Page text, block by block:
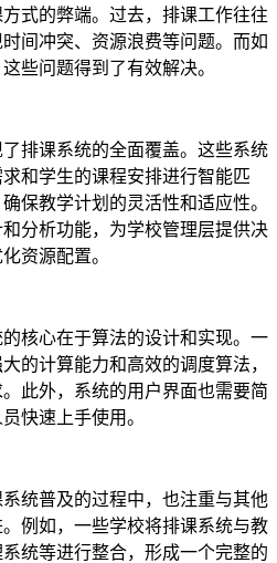
式的弊端。过去，排课工作往往
间冲突、资源浪费等问题。而如
些问题得到了有效解决。
排课系统的全面覆盖。这些系统
和学生的课程安排进行智能匹
保教学计划的灵活性和适应性。
分析功能，为学校管理层提供决
资源配置。
核心在于算法的设计和实现。一
的计算能力和高效的调度算法，
此外，系统的用户界面也需要简
快速上手使用。
统普及的过程中，也注重与其他
例如，一些学校将排课系统与教
统等进行整合，形成一个完整的